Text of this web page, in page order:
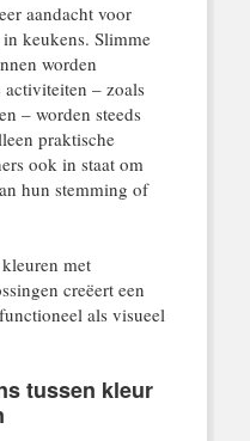
aandacht voor
keukens. Slimme
worden
activiteiten – zoals
– worden steeds
praktische
ook in staat om
hun stemming of
met
creëert een
als visueel
tussen kleur